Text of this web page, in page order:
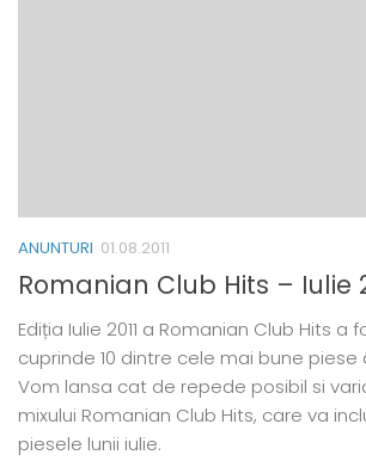
ANUNTURI 01.08.2011
Romanian Club Hits – Iulie
Ediția Iulie 2011 a Romanian Club Hits a
cuprinde 10 dintre cele mai bune piese
Vom lansa cat de repede posibil si
mixului Romanian Club Hits, care va
piesele lunii iulie.